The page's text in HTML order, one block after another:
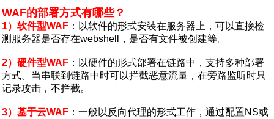
WAF的部署方式有哪些？
1）软件型WAF‌ ：以软件的形式安装在服务器上，可以直接检
测服务器是否存在webshell，是否有文件被创建等。
2）硬件型WAF‌ ：以硬件的形式部署在链路中，支持多种部署
方式。当串联到链路中时可以拦截恶意流量，在旁路监听时只
记录攻击，不拦截。
3）基于云WAF‌ ：一般以反向代理的形式工作，通过配置NS或